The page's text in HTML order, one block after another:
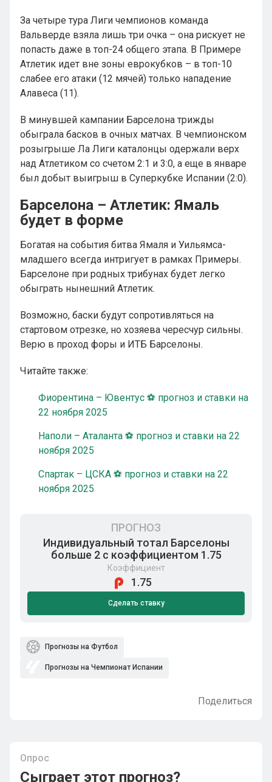
За четыре тура Лиги чемпионов команда
Вальверде взяла лишь три очка – она рискует не
попасть даже в топ-24 общего этапа. В Примере
Атлетик идет вне зоны еврокубков – в топ-10
слабее его атаки (12 мячей) только нападение
Алавеса (11).
В минувшей кампании Барселона трижды
обыграла басков в очных матчах. В чемпионском
розыгрыше Ла Лиги каталонцы одержали верх
над Атлетиком со счетом 2:1 и 3:0, а еще в январе
был добыт выигрыш в Суперкубке Испании (2:0).
Барселона – Атлетик: Ямаль
будет в форме
Богатая на события битва Ямаля и Уильямса-
младшего всегда интригует в рамках Примеры.
Барселоне при родных трибунах будет легко
обыграть нынешний Атлетик.
Возможно, баски будут сопротивляться на
стартовом отрезке, но хозяева чересчур сильны.
Верю в проход форы и ИТБ Барселоны.
Читайте также:
Фиорентина – Ювентус ⚽ прогноз и ставки на
22 ноября 2025
Наполи – Аталанта ⚽ прогноз и ставки на 22
ноября 2025
Спартак – ЦСКА ⚽ прогноз и ставки на 22
ноября 2025
ПРОГНОЗ
Индивидуальный тотал Барселоны
больше 2 с коэффициентом 1.75
Коэффициент
1.75
Сделать ставку
Прогнозы на Футбол
Прогнозы на Чемпионат Испании
Поделиться
Опрос
Сыграет этот прогноз?